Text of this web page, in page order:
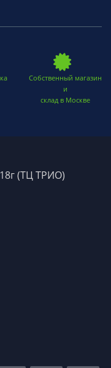
Собственный магазин
и
склад в Москве
(ТЦ ТРИО)